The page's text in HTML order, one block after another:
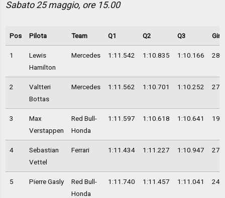
Sabato 25 maggio, ore 15.00
Pos Pilota Team Q1 Q2 Q3 Giri
1
Lewis
Hamilton
Mercedes 1:11.542 1:10.835 1:10.166 28
2
Valtteri
Bottas
Mercedes 1:11.562 1:10.701 1:10.252 27
3
Max
Verstappen
Red Bull-
Honda
1:11.597 1:10.618 1:10.641 19
4
Sebastian
Vettel
Ferrari 1:11.434 1:11.227 1:10.947 27
5 Pierre Gasly
Red Bull-
Honda
1:11.740 1:11.457 1:11.041 24